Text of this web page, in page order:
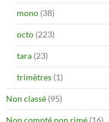
mono (38)
octo (223)
tara (23)
trimètres (1)
Non classé (95)
Non compté non rimé (16)